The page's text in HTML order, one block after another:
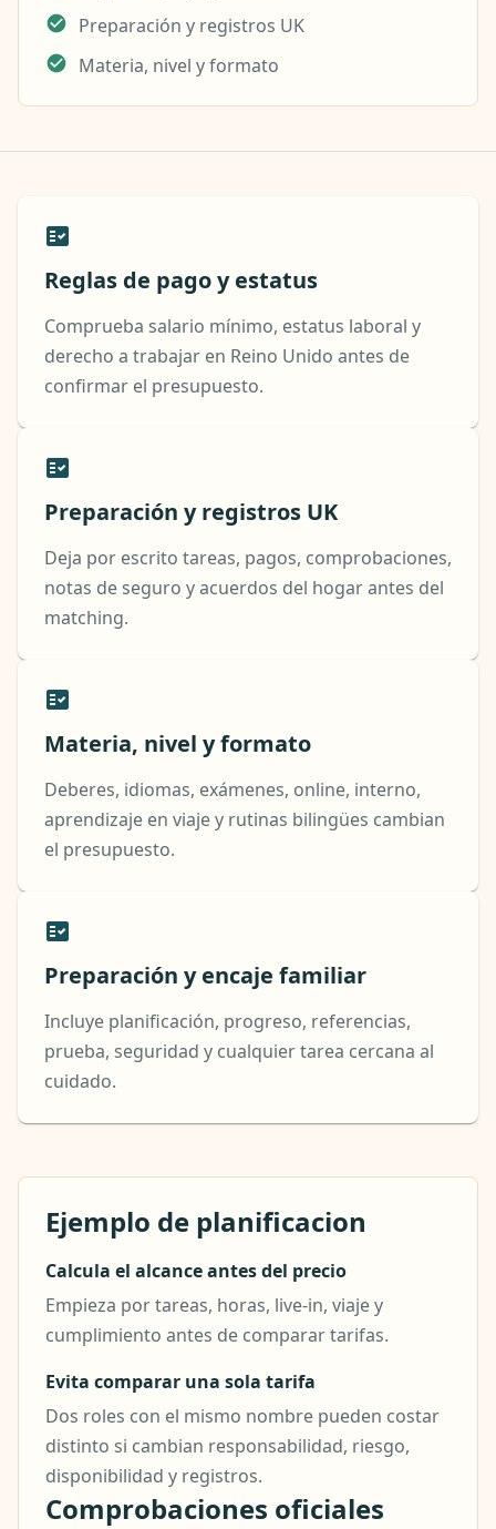
Preparación y registros UK
Materia, nivel y formato
Reglas de pago y estatus
Comprueba salario mínimo, estatus laboral y
derecho a trabajar en Reino Unido antes de
confirmar el presupuesto.
Preparación y registros UK
Deja por escrito tareas, pagos, comprobaciones,
notas de seguro y acuerdos del hogar antes del
matching.
Materia, nivel y formato
Deberes, idiomas, exámenes, online, interno,
aprendizaje en viaje y rutinas bilingües cambian
el presupuesto.
Preparación y encaje familiar
Incluye planificación, progreso, referencias,
prueba, seguridad y cualquier tarea cercana al
cuidado.
Ejemplo de planificacion
Calcula el alcance antes del precio
Empieza por tareas, horas, live-in, viaje y
cumplimiento antes de comparar tarifas.
Evita comparar una sola tarifa
Dos roles con el mismo nombre pueden costar
distinto si cambian responsabilidad, riesgo,
disponibilidad y registros.
Comprobaciones oficiales